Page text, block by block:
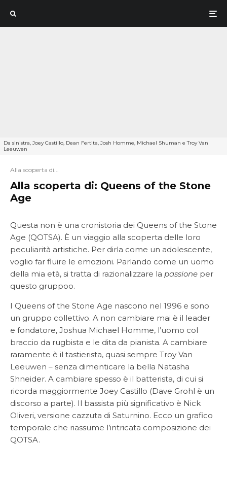
Da sinistra, Joey Castillo, Dean Fertita, Josh Homme, Michael Shuman e Troy Van
Leeuwen
Alla scoperta di...
Alla scoperta di: Queens of the Stone
Age
Questa non è una cronistoria dei Queens of the Stone
Age (QOTSA). È un viaggio alla scoperta delle loro
peculiarità artistiche. Per dirla come un adolescente,
voglio far fluire le emozioni. Parlando come un uomo
della mia età, si tratta di razionalizzare la passione per
questo gruppoo.
I Queens of the Stone Age nascono nel 1996 e sono
un gruppo collettivo. A non cambiare mai è il leader
e fondatore, Joshua Michael Homme, l’uomo col
braccio da rugbista e le dita da pianista. A cambiare
raramente è il tastierista, quasi sempre Troy Van
Leeuwen – senza dimenticare la bella Natasha
Shneider. A cambiare spesso è il batterista, di cui si
ricorda maggiormente Joey Castillo (Dave Grohl è un
discorso a parte). Il bassista più significativo è Nick
Oliveri, versione cazzuta di Saturnino. Ecco un grafico
temporale che riassume l’intricata composizione dei
QOTSA.